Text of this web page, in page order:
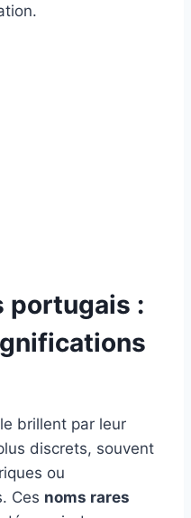
portugais :
brillent par leur
discrets, souvent
ou
Ces noms rares